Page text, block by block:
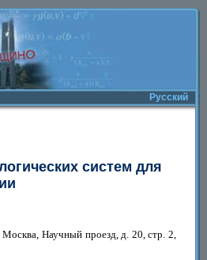
Русский
систем для
Научный проезд, д. 20, стр. 2,